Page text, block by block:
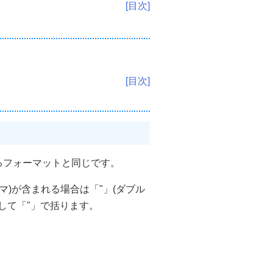
[目次]
[目次]
ォーマットと同じです。
)が含まれる場合は「"」(ダブル
て「"」で括ります。